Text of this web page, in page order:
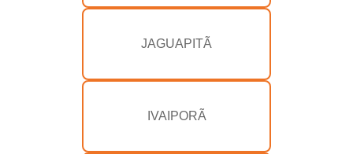
JAGUAPITÃ
IVAIPORÃ